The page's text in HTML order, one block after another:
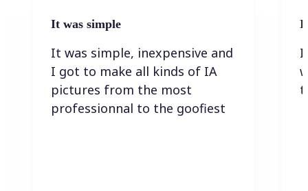
It was simple
It was simple, inexpensive and
I got to make all kinds of IA
pictures from the most
professionnal to the goofiest
I
I